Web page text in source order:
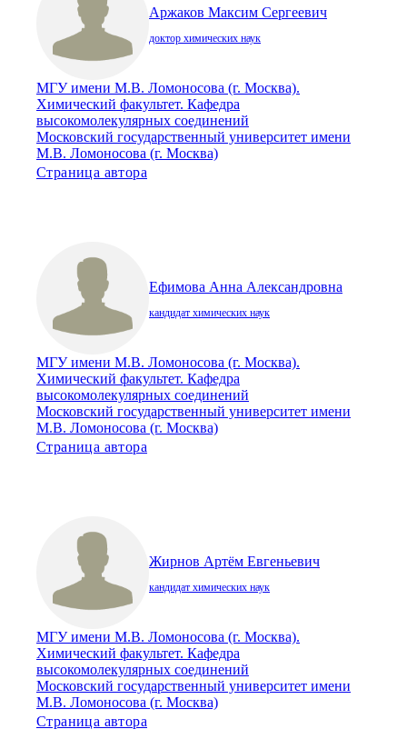
Аржаков Максим Сергеевич
доктор химических наук
МГУ имени М.В. Ломоносова (г. Москва).
Химический факультет. Кафедра
высокомолекулярных соединений
Московский государственный университет имени
М.В. Ломоносова (г. Москва)
Страница автора
Ефимова Анна Александровна
кандидат химических наук
МГУ имени М.В. Ломоносова (г. Москва).
Химический факультет. Кафедра
высокомолекулярных соединений
Московский государственный университет имени
М.В. Ломоносова (г. Москва)
Страница автора
Жирнов Артём Евгеньевич
кандидат химических наук
МГУ имени М.В. Ломоносова (г. Москва).
Химический факультет. Кафедра
высокомолекулярных соединений
Московский государственный университет имени
М.В. Ломоносова (г. Москва)
Страница автора